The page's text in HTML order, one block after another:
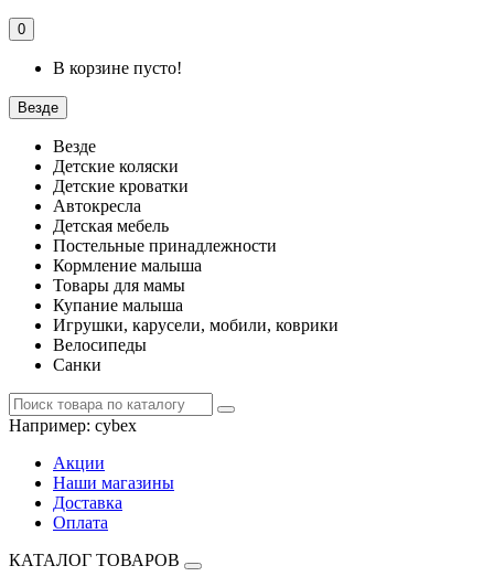
0
В корзине пусто!
Везде
Везде
Детские коляски
Детские кроватки
Автокресла
Детская мебель
Постельные принадлежности
Кормление малыша
Товары для мамы
Купание малыша
Игрушки, карусели, мобили, коврики
Велосипеды
Санки
Например: cybex
Акции
Наши магазины
Доставка
Оплата
КАТАЛОГ ТОВАРОВ